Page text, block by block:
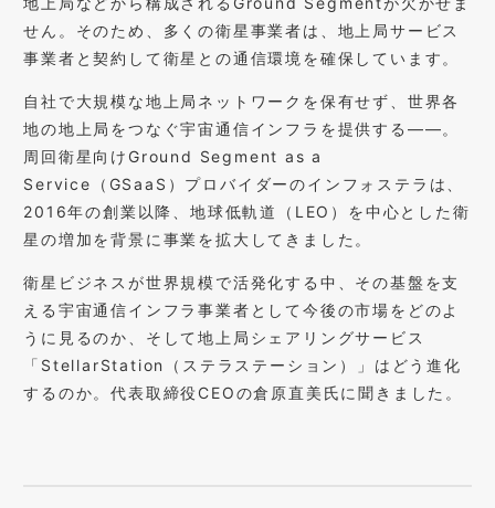
せん。そのため、多くの衛星事業者は、地上局サービス
事業者と契約して衛星との通信環境を確保しています。
自社で大規模な地上局ネットワークを保有せず、世界各
地の地上局をつなぐ宇宙通信インフラを提供する――。
周回衛星向けGround Segment as a
Service（GSaaS）プロバイダーのインフォステラは、
2016年の創業以降、地球低軌道（LEO）を中心とした衛
星の増加を背景に事業を拡大してきました。
衛星ビジネスが世界規模で活発化する中、その基盤を支
える宇宙通信インフラ事業者として今後の市場をどのよ
うに見るのか、そして地上局シェアリングサービス
「StellarStation（ステラステーション）」はどう進化
するのか。代表取締役CEOの倉原直美氏に聞きました。